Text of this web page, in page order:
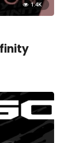
1.4K